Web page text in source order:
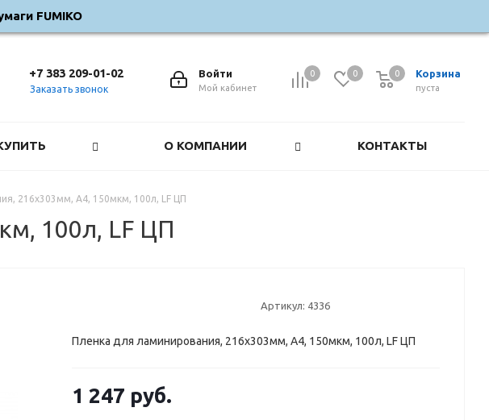
FUMIKO
0 0 Корзина
0
пуста
0
Войти
Мой кабинет
+7 383 209-01-02
Заказать звонок
О КОМПАНИИ КОНТАКТЫ
216х303мм, А4, 150мкм, 100л, LF ЦП
100л, LF ЦП
Артикул: 4336
Пленка для ламинирования, 216х303мм, А4, 150мкм, 100л, LF ЦП
1 247 руб.